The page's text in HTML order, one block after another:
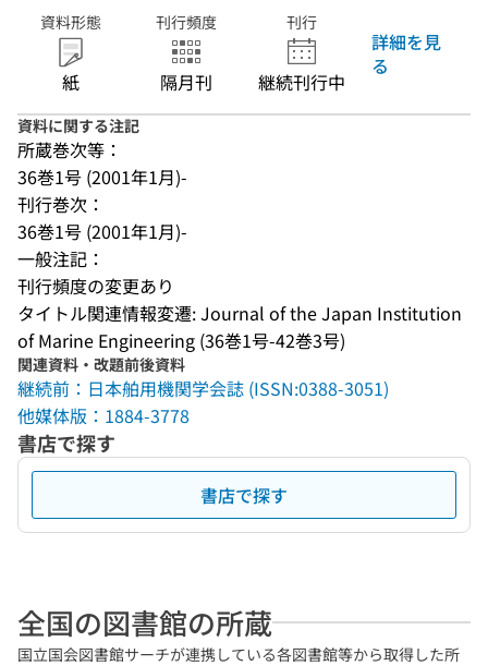
資料形態
紙
刊行頻度
隔月刊
刊行
継続刊行中
詳細を見
る
資料に関する注記
所蔵巻次等：
36巻1号 (2001年1月)-
刊行巻次：
36巻1号 (2001年1月)-
一般注記：
刊行頻度の変更あり
タイトル関連情報変遷: Journal of the Japan Institution
of Marine Engineering (36巻1号-42巻3号)
関連資料・改題前後資料
継続前：日本舶用機関学会誌 (ISSN:0388-3051)
他媒体版：1884-3778
書店で探す
書店で探す
全国の図書館の所蔵
国立国会図書館サーチが連携している各図書館等から取得した所